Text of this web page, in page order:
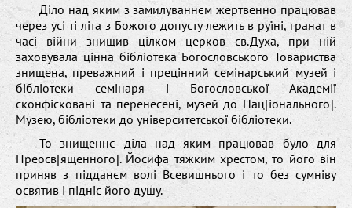
Діло над яким з замилуваннєм жертвенно працював
через усі ті літа з Божого допусту лежить в руїні, гранат в
часі війни знищив цілком церков св.Духа, при ній
заховувала цінна бібліотека Богословського Товариства
знищена, преважний і прецінний семінарський музей і
бібліотеки семінаря і Богословської Академії
сконфісковані та перенесені, музей до Нац[іонального].
Музею, бібліотеки до університетської бібліотеки.
То знищеннє діла над яким працював було для
Преосв[ященного]. Йосифа тяжким хрестом, то його він
приняв з підданєм волі Всевишнього і то без сумніву
освятив і підніс його душу.